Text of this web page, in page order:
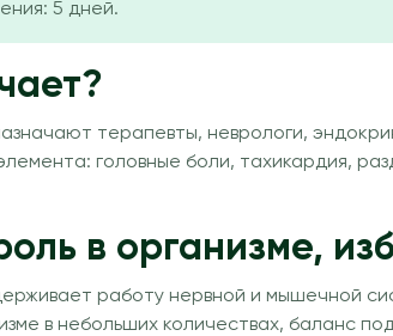
5 дней.
терапевты, неврологи,
головные боли, тахикардия,
в организме,
работу нервной и мышечной
в небольших количествах, баланс